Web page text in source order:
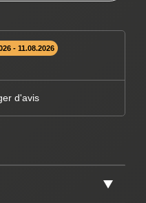
- 11.08.2026
d'avis